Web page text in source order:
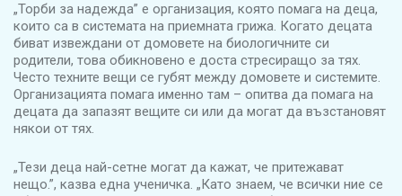
„Торби за надежда” е организация, която помага на деца,
които са в системата на приемната грижа. Когато децата
биват извеждани от домовете на биологичните си
родители, това обикновено е доста стресиращо за тях.
Често техните вещи се губят между домовете и системите.
Организацията помага именно там – опитва да помага на
децата да запазят вещите си или да могат да възстановят
някои от тях.
„Тези деца най-сетне могат да кажат, че притежават
нещо.”, казва една ученичка. „Като знаем, че всички ние се